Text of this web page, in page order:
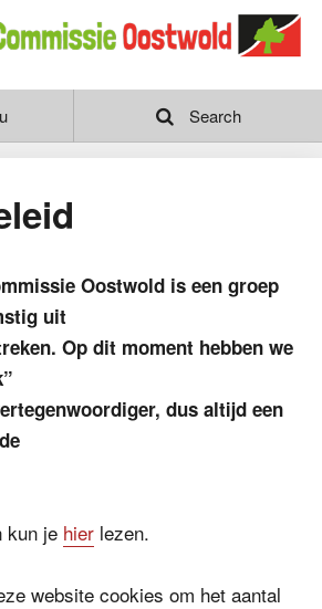
Search
Oostwold is een groep
uit
Op dit moment hebben we
dus altijd een
kun je hier lezen.
website cookies om het aantal